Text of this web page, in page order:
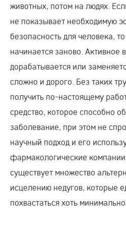
животных, потом на людях.
не показывает необходимую
безопасность для человека,
начинается заново. Активное
дорабатывается или
сложно и дорого. Без таких
получить по-настоящему
средство, которое способно
заболевание, при этом не
научный подход и его
фармакологические
существует множество
исцелению недугов, которые
похвастаться хоть